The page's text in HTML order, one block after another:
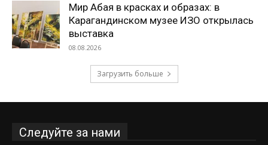
Мир Абая в красках и образах: в
Карагандинском музее ИЗО открылась
выставка
08.08.2026
Загрузить больше
Следуйте за нами